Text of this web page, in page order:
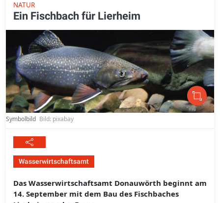
NATUR
Ein Fischbach für Lierheim
Symbolbild Bild: pixabay
Wasserwirtschaftsamt
Das Wasserwirtschaftsamt Donauwörth beginnt am
14. September mit dem Bau des Fischbaches